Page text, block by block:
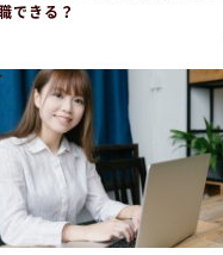
できる？